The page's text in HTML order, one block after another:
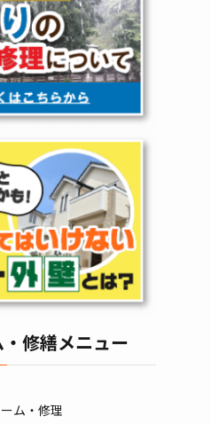
・修繕メニュー
ム・修理